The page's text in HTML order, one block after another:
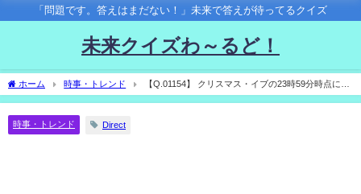
「問題です。答えはまだない！」未来で答えが待ってるクイズ
未来クイズわ～るど！
ホーム 時事・トレンド
【Q.01154】 クリスマス・イブの23時59分時点にお
いて、サンタクロースはどこにいる？
時事・トレンド Direct